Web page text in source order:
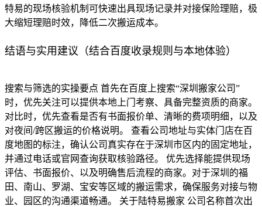
特易的现场核验机制可快速出具现场记录并对接保险理赔，极
大缩短理赔时效，降低二次搬运成本。
结语与实用建议（结合百度收录规则与本地体验）
搜索与筛选的实操要点 首先在百度上搜索“深圳搬家公司”
时，优先关注可以提供本地上门考察、具备完整资质的商家。
对比时，优先查看是否有书面报价单、清晰的费项明细，以及
对夜间/跨区搬运的价格说明。 查看公司地址与实体门店在百
度地图的标注，确认公司真实存在于深圳市区内的固定地址，
并通过电话或官网查询获取核验路径。 优先选择能提供现场
评估、书面报价、以及明确售后流程的商家。对于深圳的福
田、南山、罗湖、宝安等区域的搬运需求，确保服务对接与物
业、园区的沟通渠道畅通。 关于陆特易搬家 公司名称首次出